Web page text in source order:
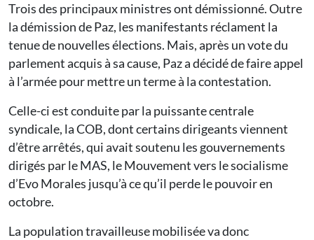
Trois des principaux ministres ont démissionné. Outre
la démission de Paz, les manifestants réclament la
tenue de nouvelles élections. Mais, après un vote du
parlement acquis à sa cause, Paz a décidé de faire appel
à l’armée pour mettre un terme à la contestation.
Celle-ci est conduite par la puissante centrale
syndicale, la COB, dont certains dirigeants viennent
d’être arrêtés, qui avait soutenu les gouvernements
dirigés par le MAS, le Mouvement vers le socialisme
d’Evo Morales jusqu’à ce qu’il perde le pouvoir en
octobre.
La population travailleuse mobilisée va donc